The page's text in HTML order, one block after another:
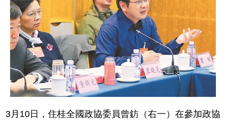
3月10日，住桂全國政協委員曾鈁（右一）在參加政協